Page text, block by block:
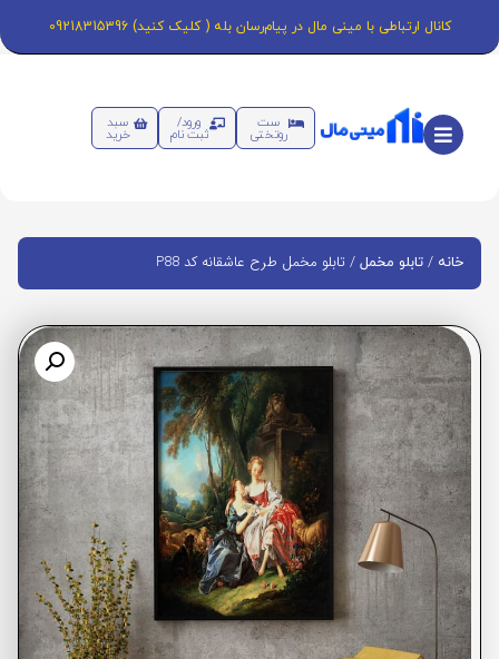
کانال ارتباطی با مینی مال در پیام‌رسان بله ( کلیک کنید) 09218315396
ست
روتختی
ورود/
ثبت نام
سبد
خرید
خانه / تابلو مخمل / تابلو مخمل طرح عاشقانه کد P88